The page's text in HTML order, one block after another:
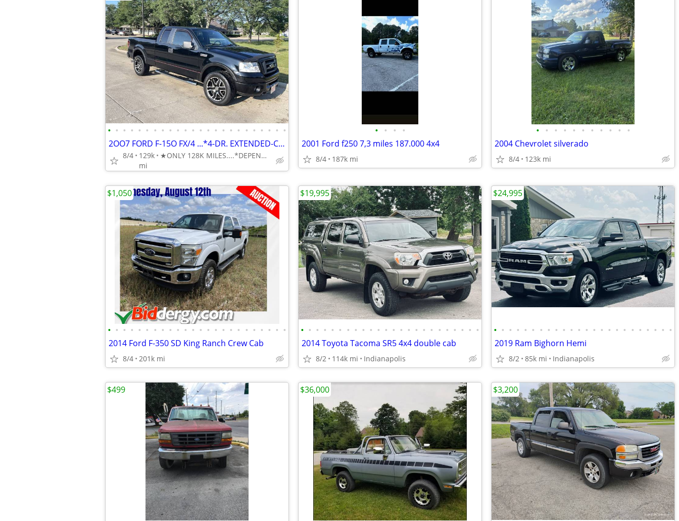
• • • • • • • • • • • • • • • • • • • • • • • •
2OO7 FORD F-15O FX/4 ...*4-DR. EXTENDED-CAB...*LOW MILES...*SHARP
8/4
129k
mi
★ONLY 128K MILES....*DEPENDABLE...*AFFORDABLE....
• • • •
2001 Ford f250 7,3 miles 187.000 4x4
8/4 187k mi
• • • • • • • • • • •
2004 Chevrolet silverado
8/4 123k mi
• • • • • • • • • • • • • • • • • • • • • • • •
2014 Ford F-350 SD King Ranch Crew Cab
8/4 201k mi
$1,050
• • • • • • • • • • • • • • • • • • • • • • • •
2014 Toyota Tacoma SR5 4x4 double cab
8/2 114k mi Indianapolis
$19,995
• • • • • • • • • • • • • • • • • • • • • • • •
2019 Ram Bighorn Hemi
8/2 85k mi Indianapolis
$24,995
$499 $36,000 $3,200